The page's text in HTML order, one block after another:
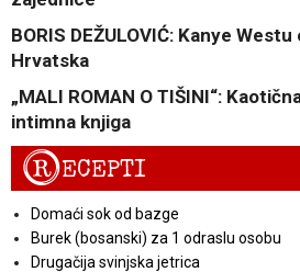
BORIS DEŽULOVIĆ: Kanye
Hrvatska
„MALI ROMAN O TIŠINI“:
intimna knjiga
RECEPTI
Domaći sok od bazge
Burek (bosanski) za 1 odraslu osobu
Drugačija svinjska jetrica